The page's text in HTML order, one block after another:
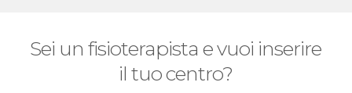
Sei un fisioterapista e vuoi inserire
il tuo centro?